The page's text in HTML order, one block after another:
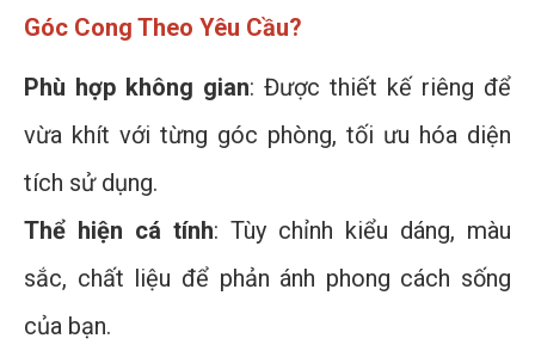
Góc Cong Theo Yêu Cầu?
Phù hợp không gian: Được thiết kế riêng để
vừa khít với từng góc phòng, tối ưu hóa diện
tích sử dụng.
Thể hiện cá tính: Tùy chỉnh kiểu dáng, màu
sắc, chất liệu để phản ánh phong cách sống
của bạn.